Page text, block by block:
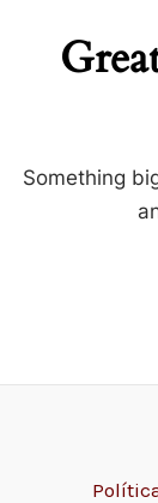
Something